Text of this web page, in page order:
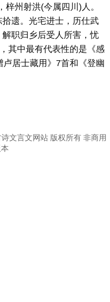
梓州射洪(今属四川)人。
遗。光宅进士，历仕武
职归乡后受人所害，忧
其中最有代表性的是《感
居士藏用》7首和《登幽
文言文网站 版权所有 非商用